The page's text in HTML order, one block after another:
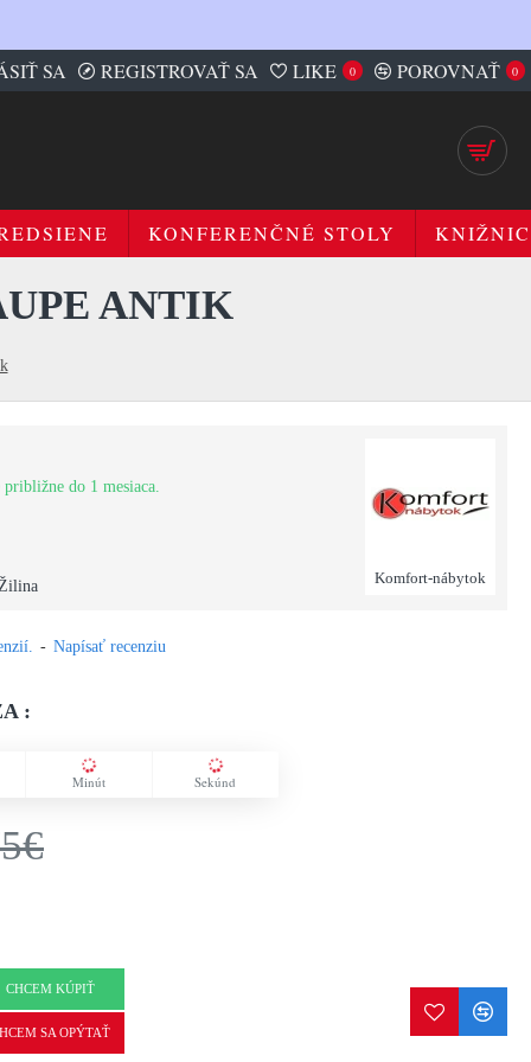
SA REGISTROVAŤ SA LIKE 0 POROVNAŤ 0
KONFERENČNÉ STOLY
ANTIK
do 1 mesiaca.
Komfort-nábytok
- Napísať recenziu
:
Minút Sekúnd
CHCEM KÚPIŤ
SA OPÝTAŤ